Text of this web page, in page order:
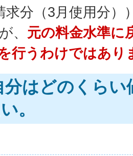
求分（3月使用分）
、 元の料金水準に
行うわけではあり
分はどのくら
。